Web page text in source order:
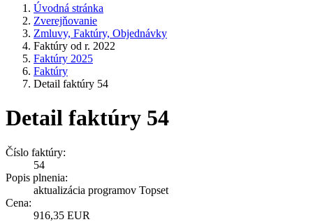
Úvodná stránka
Zverejňovanie
Zmluvy, Faktúry, Objednávky
Faktúry od r. 2022
Faktúry 2025
Faktúry
Detail faktúry 54
Detail faktúry 54
Číslo faktúry:
54
Popis plnenia:
aktualizácia programov Topset
Cena:
916,35 EUR